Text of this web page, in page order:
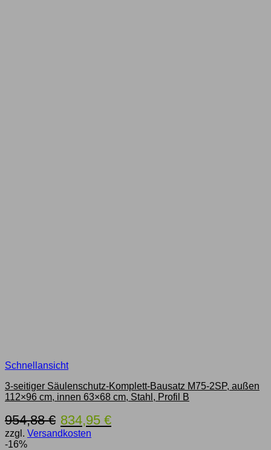
Schnellansicht
3-seitiger Säulenschutz-Komplett-Bausatz M75-2SP, außen
112×96 cm, innen 63×68 cm, Stahl, Profil B
954,88€ Ursprünglicher
Preis
war:
834,95 €Aktueller
Preis
zzgl. Versandkosten
-16%